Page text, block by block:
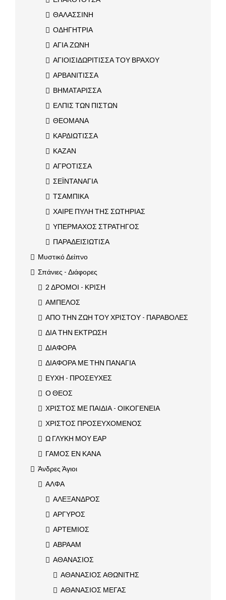
ΘΑΛΑΣΣΙΝΗ
ΟΔΗΓΗΤΡΙΑ
ΑΓΙΑ ΖΩΝΗ
ΑΓΙΟΙΣΙΔΩΡΙΤΙΣΣΑ ΤΟΥ ΒΡΑΧΟΥ
ΑΡΒΑΝΙΤΙΣΣΑ
ΒΗΜΑΤΑΡΙΣΣΑ
ΕΛΠΙΣ ΤΩΝ ΠΙΣΤΩΝ
ΘΕΟΜΑΝΑ
ΚΑΡΔΙΩΤΙΣΣΑ
ΚΑΖΑΝ
ΑΓΡΟΤΙΣΣΑ
ΣΕΪΝΤΑΝΑΓΙΑ
ΤΣΑΜΠΙΚΑ
ΧΑΙΡΕ ΠΥΛΗ ΤΗΣ ΣΩΤΗΡΙΑΣ
ΥΠΕΡΜΑΧΟΣ ΣΤΡΑΤΗΓΟΣ
ΠΑΡΑΔΕΙΣΙΩΤΙΣΑ
Μυστικό Δείπνο
Σπάνιες - Διάφορες
2 ΔΡΟΜΟΙ - ΚΡΙΣΗ
ΑΜΠΕΛΟΣ
ΑΠΟ ΤΗΝ ΖΩΗ ΤΟΥ ΧΡΙΣΤΟΥ - ΠΑΡΑΒΟΛΕΣ
ΔΙΑ ΤΗΝ ΕΚΤΡΩΣΗ
ΔΙΑΦΟΡΑ
ΔΙΑΦΟΡΑ ΜΕ ΤΗΝ ΠΑΝΑΓΙΑ
ΕΥΧΗ - ΠΡΟΣΕΥΧΕΣ
Ο ΘΕΟΣ
ΧΡΙΣΤΟΣ ΜΕ ΠΑΙΔΙΑ - ΟΙΚΟΓΕΝΕΙΑ
ΧΡΙΣΤΟΣ ΠΡΟΣΕΥΧΟΜΕΝΟΣ
Ω ΓΛΥΚΗ ΜΟΥ ΕΑΡ
ΓΑΜΟΣ ΕΝ ΚΑΝΑ
Άνδρες Άγιοι
ΑΛΦΑ
ΑΛΕΞΑΝΔΡΟΣ
ΑΡΓΥΡΟΣ
ΑΡΤΕΜΙΟΣ
ΑΒΡΑΑΜ
ΑΘΑΝΑΣΙΟΣ
ΑΘΑΝΑΣΙΟΣ ΑΘΩΝΙΤΗΣ
ΑΘΑΝΑΣΙΟΣ ΜΕΓΑΣ